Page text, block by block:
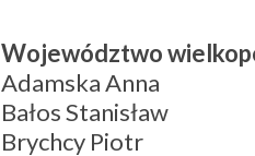
Województwo
Adamska Anna
Bałos Stanisław
Brychcy Piotr